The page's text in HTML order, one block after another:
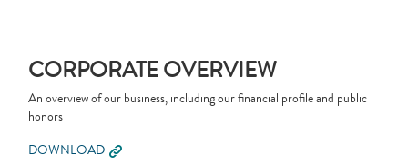
CORPORATE OVERVIEW
An overview of our business, including our financial profile and public
honors
DOWNLOAD